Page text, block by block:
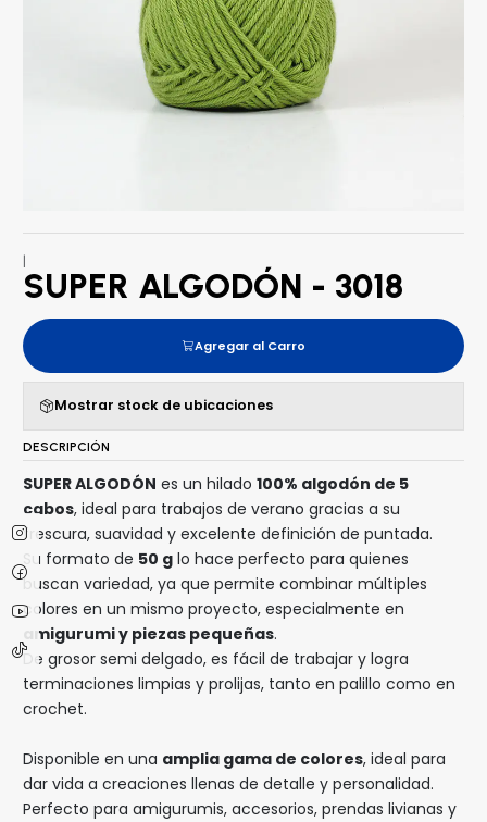
SUPER ALGODÓN - 3018
Agregar al Carro
Mostrar stock de ubicaciones
DESCRIPCIÓN
SUPER ALGODÓN es un hilado 100% algodón de 5
cabos, ideal para trabajos de verano gracias a su
frescura, suavidad y excelente definición de puntada.
Su formato de 50 g lo hace perfecto para quienes
buscan variedad, ya que permite combinar múltiples
colores en un mismo proyecto, especialmente en
amigurumi y piezas pequeñas.
De grosor semi delgado, es fácil de trabajar y logra
terminaciones limpias y prolijas, tanto en palillo como en
crochet.
Disponible en una amplia gama de colores, ideal para
dar vida a creaciones llenas de detalle y personalidad.
Perfecto para amigurumis, accesorios, prendas livianas y